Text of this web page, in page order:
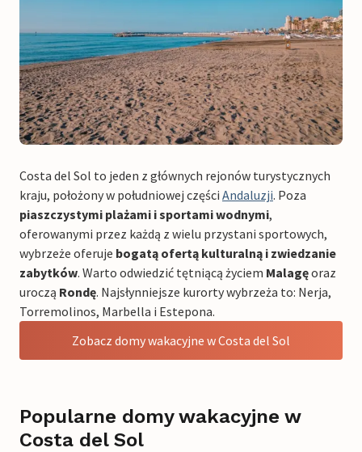
Costa del Sol to jeden z głównych rejonów turystycznych
kraju, położony w południowej części Andaluzji. Poza
piaszczystymi plażami i sportami wodnymi,
oferowanymi przez każdą z wielu przystani sportowych,
wybrzeże oferuje bogatą ofertą kulturalną i zwiedzanie
zabytków. Warto odwiedzić tętniącą życiem Malagęoraz
uroczą Rondę. Najsłynniejsze kurorty wybrzeża to: Nerja,
Torremolinos, Marbella i Estepona.
Zobacz domy wakacyjne w Costa del Sol
Popularne domy wakacyjne w
Costa del Sol